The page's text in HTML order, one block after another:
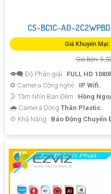
CS-BC1C-A0-
Giá Khuyến
Giá Bán:
👁️‍🗨 Độ Phân giải : FULL HD
⚙ Camera Công nghệ : IP Wifi.
🌛 Tầm Nhìn Ban Đêm : Hồng
🌧️ Camera Dòng Thân Plastic.
️💠 Khả Năng : Báo Động Chuyển